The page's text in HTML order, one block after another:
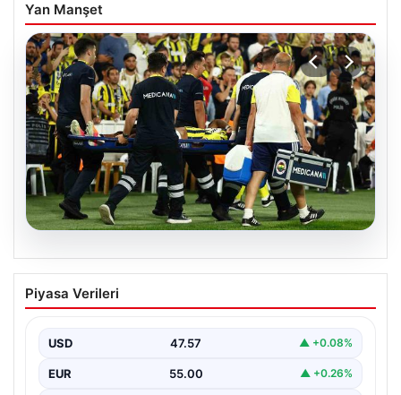
Yan Manşet
Fenerbahçe’de Sturm Graz maçında
Oosterwolde’den kahreden haber!
Piyasa Verileri
USD 47.57 ▲ +0.08%
EUR 55.00 ▲ +0.26%